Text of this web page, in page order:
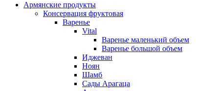
Армянские продукты
Консервация фруктовая
Варенье
Vital
Варенье маленький объем
Варенье большой объем
Иджеван
Ноян
Шамб
Сады Арагаца